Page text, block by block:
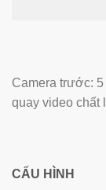
Camera trước:
quay video chất
CẤU HÌNH